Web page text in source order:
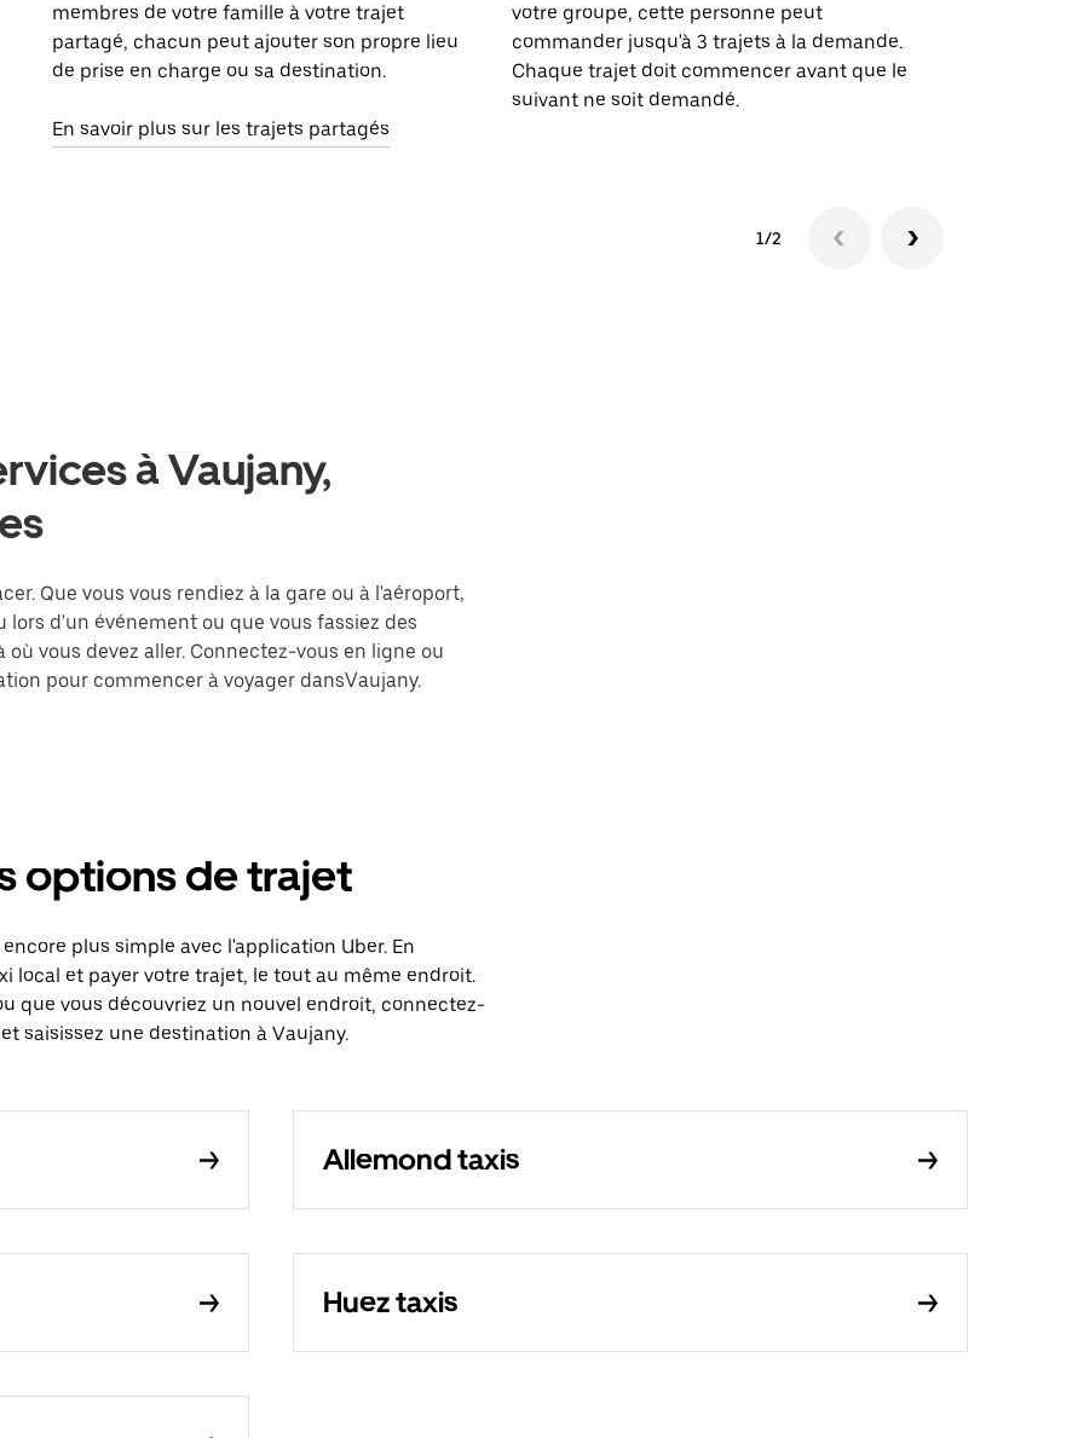
membres de votre famille à votre trajet
partagé, chacun peut ajouter son propre lieu
de prise en charge ou sa destination.
En savoir plus sur les trajets partagés
votre groupe, cette personne peut
commander jusqu'à 3 trajets à la demande.
Chaque trajet doit commencer avant que le
suivant ne soit demandé.
1/2
à Vaujany,
Que vous vous rendiez à la gare ou à l'aéroport,
d'un événement ou que vous fassiez des
vous devez aller. Connectez-vous en ligne ou
pour commencer à voyager dansVaujany.
options de trajet
plus simple avec l'application Uber. En
local et payer votre trajet, le tout au même endroit.
que vous découvriez un nouvel endroit, connectez-
saisissez une destination à Vaujany.
Allemond taxis
Huez taxis